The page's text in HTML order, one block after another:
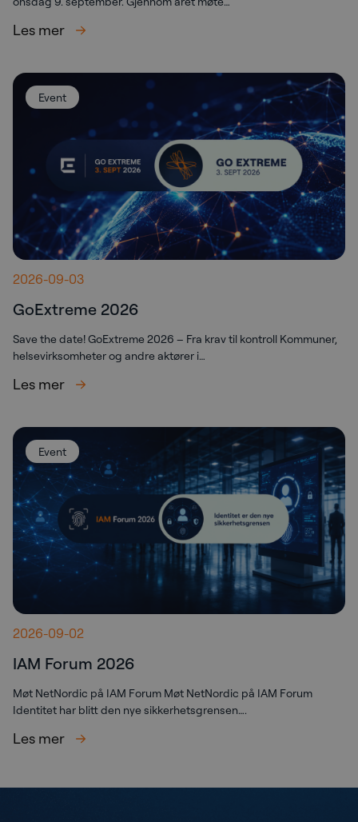
Les mer
Event
2026-09-03
GoExtreme 2026
Save the date! GoExtreme 2026 – Fra krav til kontroll Kommuner,
helsevirksomheter og andre aktører i…
Les mer
Event
2026-09-02
IAM Forum 2026
Møt NetNordic på IAM Forum Møt NetNordic på IAM Forum
Identitet har blitt den nye sikkerhetsgrensen….
Les mer